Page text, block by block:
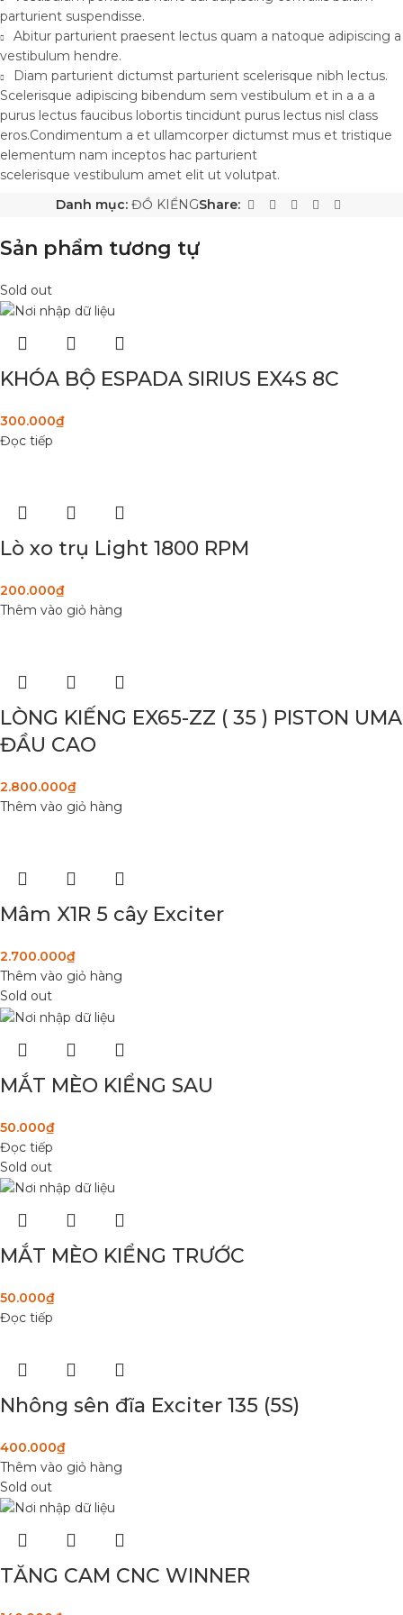
parturient suspendisse.
Abitur parturient praesent lectus quam a natoque adipiscing a
vestibulum hendre.
Diam parturient dictumst parturient scelerisque nibh lectus.
Scelerisque adipiscing bibendum sem vestibulum et in a a a
purus lectus faucibus lobortis tincidunt purus lectus nisl class
eros.Condimentum a et ullamcorper dictumst mus et tristique
elementum nam inceptos hac parturient
scelerisque vestibulum amet elit ut volutpat.
Danh mục: ĐỒ KIỂNGShare:
Sản phẩm tương tự
Sold out
KHÓA BỘ ESPADA SIRIUS EX4S 8C
300.000₫
Đọc tiếp
Lò xo trụ Light 1800 RPM
200.000₫
Thêm vào giỏ hàng
LÒNG KIẾNG EX65-ZZ ( 35 ) PISTON UMA
ĐẦU CAO
2.800.000₫
Thêm vào giỏ hàng
Mâm X1R 5 cây Exciter
2.700.000₫
Thêm vào giỏ hàng
Sold out
MẮT MÈO KIỂNG SAU
50.000₫
Đọc tiếp
Sold out
MẮT MÈO KIỂNG TRƯỚC
50.000₫
Đọc tiếp
Nhông sên đĩa Exciter 135 (5S)
400.000₫
Thêm vào giỏ hàng
Sold out
TĂNG CAM CNC WINNER